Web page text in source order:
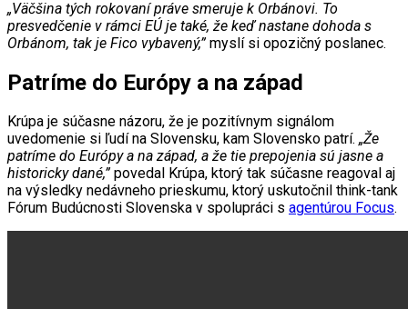
„Väčšina tých rokovaní práve smeruje k Orbánovi. To
presvedčenie v rámci EÚ je také, že keď nastane dohoda s
Orbánom, tak je Fico vybavený,”myslí si opozičný poslanec.
Patríme do Európy a na západ
Krúpa je súčasne názoru, že je pozitívnym signálom
uvedomenie si ľudí na Slovensku, kam Slovensko patrí. „Že
patríme do Európy a na západ, a že tie prepojenia sú jasne a
historicky dané,”povedal Krúpa, ktorý tak súčasne reagoval aj
na výsledky nedávneho prieskumu, ktorý uskutočnil think-tank
Fórum Budúcnosti Slovenska v spolupráci s agentúrou Focus.